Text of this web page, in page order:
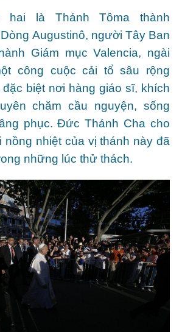
hai là Thánh Tôma thành
Augustinô, người Tây Ban
Giám mục Valencia, ngài
công cuộc cải tổ sâu rộng
đặc biệt nơi hàng giáo sĩ, khích
chăm cầu nguyện, sống
phục. Đức Thánh Cha cho
nồng nhiệt của vị thánh này đã
những lúc thử thách.